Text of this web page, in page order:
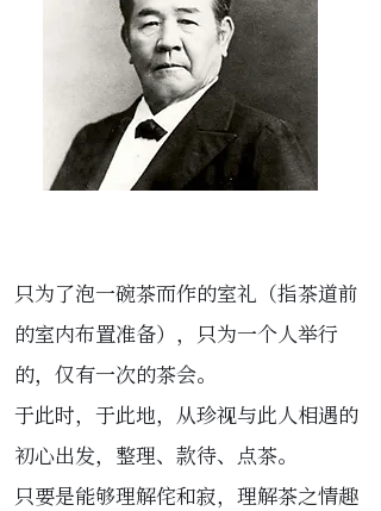
只为了泡一碗茶而作的室礼（指茶道前
的室内布置准备），只为一个人举行
的，仅有一次的茶会。
于此时，于此地，从珍视与此人相遇的
初心出发，整理、款待、点茶。
只要是能够理解侘和寂，理解茶之情趣